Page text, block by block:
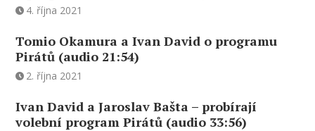
4. října 2021
Tomio Okamura a Ivan David o programu
Pirátů (audio 21:54)
2. října 2021
Ivan David a Jaroslav Bašta – probírají
volební program Pirátů (audio 33:56)